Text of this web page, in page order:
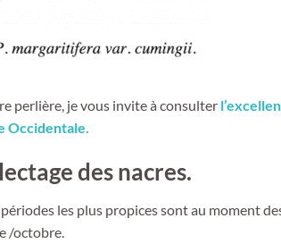
perlière, je vous invite à consulter
Occidentale.
des nacres.
les plus propices sont au moment
/octobre.